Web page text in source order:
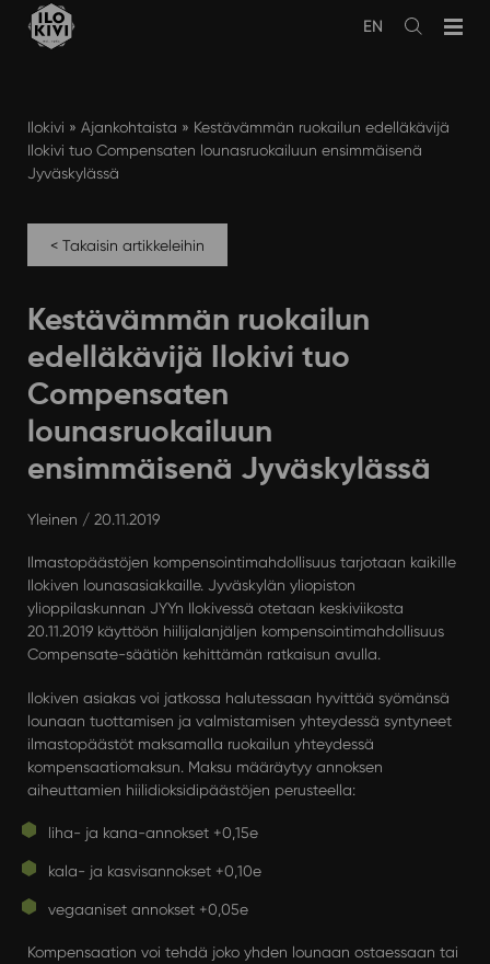
sisältöön
Avaa
EN
Ilokivi » Ajankohtaista » Kestävämmän ruokailun edelläkävijä
Ilokivi tuo Compensaten lounasruokailuun ensimmäisenä
Jyväskylässä
< Takaisin artikkeleihin
Kestävämmän ruokailun
edelläkävijä Ilokivi tuo
Compensaten
lounasruokailuun
ensimmäisenä Jyväskylässä
Yleinen / 20.11.2019
Ilmastopäästöjen kompensointimahdollisuus tarjotaan kaikille
Ilokiven lounasasiakkaille. Jyväskylän yliopiston
ylioppilaskunnan JYYn Ilokivessä otetaan keskiviikosta
20.11.2019 käyttöön hiilijalanjäljen kompensointimahdollisuus
Compensate-säätiön kehittämän ratkaisun avulla.
Ilokiven asiakas voi jatkossa halutessaan hyvittää syömänsä
lounaan tuottamisen ja valmistamisen yhteydessä syntyneet
ilmastopäästöt maksamalla ruokailun yhteydessä
kompensaatiomaksun. Maksu määräytyy annoksen
aiheuttamien hiilidioksidipäästöjen perusteella:
liha- ja kana-annokset +0,15e
kala- ja kasvisannokset +0,10e
vegaaniset annokset +0,05e
Kompensaation voi tehdä joko yhden lounaan ostaessaan tai